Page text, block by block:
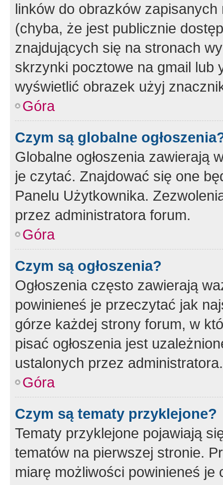
linków do obrazków
(chyba, że jest publicznie
znajdujących się na stronach
skrzynki pocztowe na gmail lub
wyświetlić obrazek użyj
Góra
Czym są globalne
Globalne ogłoszenia zawierają
je czytać. Znajdować się one
Panelu Użytkownika.
przez administratora forum.
Góra
Czym są ogłoszenia?
Ogłoszenia często zawierają
powinieneś je przeczytać jak
górze każdej strony forum, w
pisać ogłoszenia jest
ustalonych przez administratora.
Góra
Czym są tematy przyklejone?
Tematy przyklejone pojawiają
tematów na pierwszej stronie.
miarę możliwości powinieneś je